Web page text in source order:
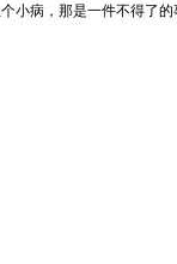
病，那是一件不得了的